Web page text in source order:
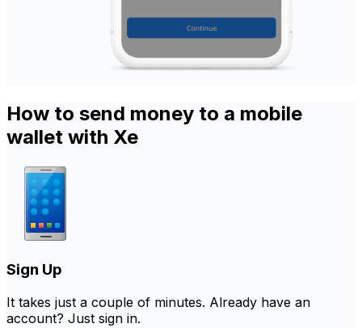
How to send money to a mobile
wallet with Xe
Sign Up
It takes just a couple of minutes. Already have an
account? Just sign in.